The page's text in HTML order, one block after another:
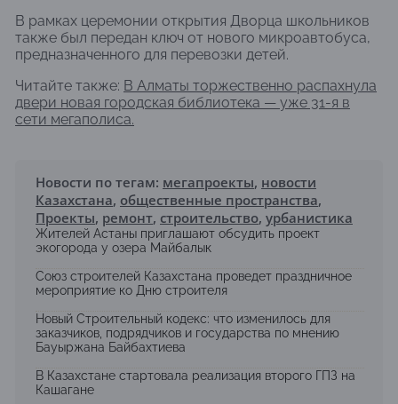
В рамках церемонии открытия Дворца школьников
также был передан ключ от нового микроавтобуса,
предназначенного для перевозки детей.
Читайте также: В Алматы торжественно распахнула
двери новая городская библиотека — уже 31-я в
сети мегаполиса.
Новости по тегам: мегапроекты, новости
Казахстана, общественные пространства,
Проекты, ремонт, строительство, урбанистика
Жителей Астаны приглашают обсудить проект
экогорода у озера Майбалык
Союз строителей Казахстана проведет праздничное
мероприятие ко Дню строителя
Новый Строительный кодекс: что изменилось для
заказчиков, подрядчиков и государства по мнению
Бауыржана Байбахтиева
В Казахстане стартовала реализация второго ГПЗ на
Кашагане